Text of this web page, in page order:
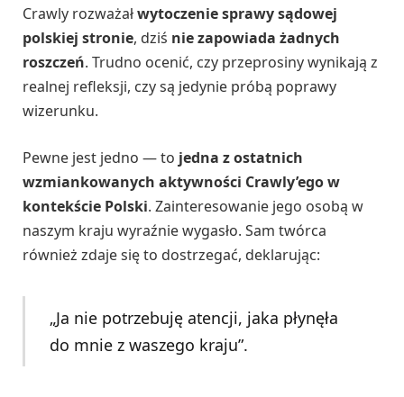
Crawly rozważałwytoczenie sprawy sądowej
polskiej stronie, dziś nie zapowiada żadnych
roszczeń. Trudno ocenić, czy przeprosiny wynikają z
realnej refleksji, czy są jedynie próbą poprawy
wizerunku.
Pewne jest jedno — to jedna z ostatnich
wzmiankowanych aktywności Crawly’ego w
kontekście Polski. Zainteresowanie jego osobą w
naszym kraju wyraźnie wygasło. Sam twórca
również zdaje się to dostrzegać, deklarując:
„Ja nie potrzebuję atencji, jaka płynęła
do mnie z waszego kraju”.